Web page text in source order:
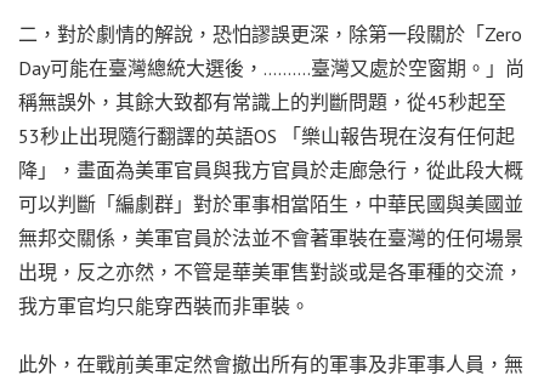
二，對於劇情的解說，恐怕謬誤更深，除第一段關於「Zero
Day可能在臺灣總統大選後，……….臺灣又處於空窗期。」尚
稱無誤外，其餘大致都有常識上的判斷問題，從45秒起至
53秒止出現隨行翻譯的英語OS 「樂山報告現在沒有任何起
降」，畫面為美軍官員與我方官員於走廊急行，從此段大概
可以判斷「編劇群」對於軍事相當陌生，中華民國與美國並
無邦交關係，美軍官員於法並不會著軍裝在臺灣的任何場景
出現，反之亦然，不管是華美軍售對談或是各軍種的交流，
我方軍官均只能穿西裝而非軍裝。
此外，在戰前美軍定然會撤出所有的軍事及非軍事人員，無